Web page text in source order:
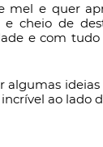
mel e quer
cheio de
e com
ao lado